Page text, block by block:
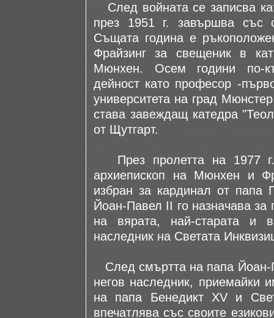
След войната се записва
през 1951 г. завършва със
Същата година е
Фрайзинг за свещеник в
Мюнхен. Осем години по-
дейност като професор -
университета на град
става завеждащ катедра
от Щутгарт.
През пролетта на 1977 г.
архиепископ на Мюнхен и
избран за кардинал от папа
Йоан-Павел II го назначава за
на вярата, най-старата и
наследник на Светата
След смъртта на папа Йоан-
негов наследник, приемайки
на папа Бенедикт XV и
впечатлява със своите